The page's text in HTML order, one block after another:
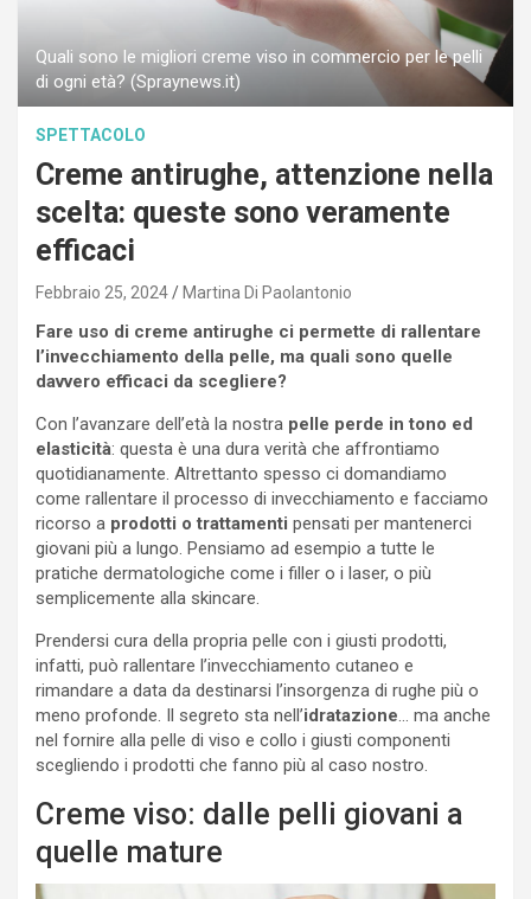
Quali sono le migliori creme viso in commercio per le pelli
di ogni età? (Spraynews.it)
SPETTACOLO
Creme antirughe, attenzione nella
scelta: queste sono veramente
efficaci
Febbraio 25, 2024 Martina Di Paolantonio
Fare uso di creme antirughe ci permette di rallentare
l’invecchiamento della pelle, ma quali sono quelle
davvero efficaci da scegliere?
Con l’avanzare dell’età la nostra pelle perde in tono ed
elasticità: questa è una dura verità che affrontiamo
quotidianamente. Altrettanto spesso ci domandiamo
come rallentare il processo di invecchiamento e facciamo
ricorso a prodotti o trattamenti pensati per mantenerci
giovani più a lungo. Pensiamo ad esempio a tutte le
pratiche dermatologiche come i filler o i laser, o più
semplicemente alla skincare.
Prendersi cura della propria pelle con i giusti prodotti,
infatti, può rallentare l’invecchiamento cutaneo e
rimandare a data da destinarsi l’insorgenza di rughe più o
meno profonde. Il segreto sta nell’idratazione… ma anche
nel fornire alla pelle di viso e collo i giusti componenti
scegliendo i prodotti che fanno più al caso nostro.
Creme viso: dalle pelli giovani a
quelle mature